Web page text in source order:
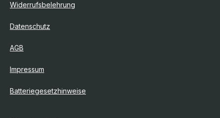
Widerrufsbelehrung
Datenschutz
AGB
Impressum
Batteriegesetzhinweise